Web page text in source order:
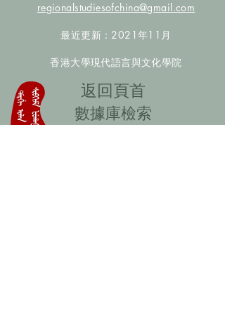
regionalstudiesofchina@gmail.com
最近更新：2021年11月
香港大學現代語言與文化學院
​返回頁首
數據庫檢索